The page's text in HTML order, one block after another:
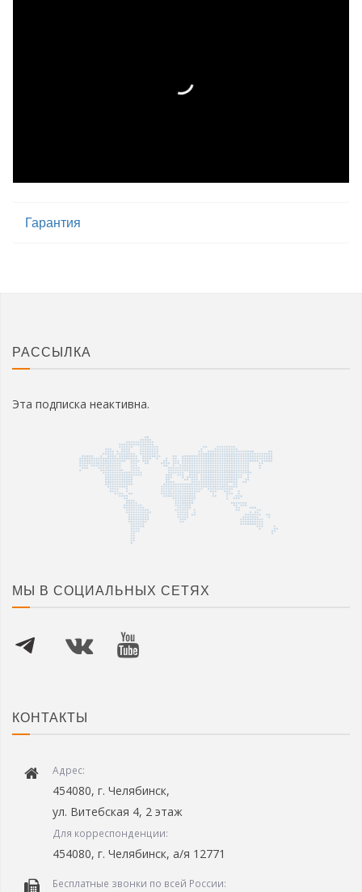
Гарантия
РАССЫЛКА
Эта подписка неактивна.
МЫ В СОЦИАЛЬНЫХ СЕТЯХ
КОНТАКТЫ
Адрес:
454080, г. Челябинск,
ул. Витебская 4, 2 этаж
Для корреспонденции:
454080, г. Челябинск, а/я 12771
Бесплатные звонки по всей России: